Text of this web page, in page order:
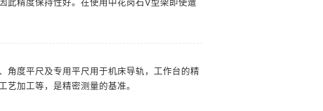
此精度保持性好。在使用中花岗石V型架即使遭
角度平尺及专用平尺用于机床导轨，工作台的精
艺加工等，是精密测量的基准。